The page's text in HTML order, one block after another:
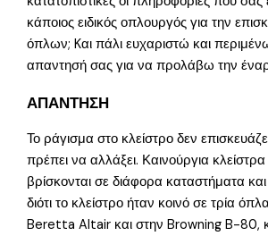
κάποιος ειδικός οπλουργός για την
όπλων; Kαι πάλι ευχαριστώ και
απαντησή σας για να προλάβω την
ΑΠΑΝΤΗΣΗ
Το ράγισμα στο κλείστρο δεν
πρέπει να αλλάξει. Καινούργια
βρίσκονται σε διάφορα καταστήματα
διότι το κλείστρο ήταν κοινό σε τρία
Beretta Altair και στην Browning B-80,